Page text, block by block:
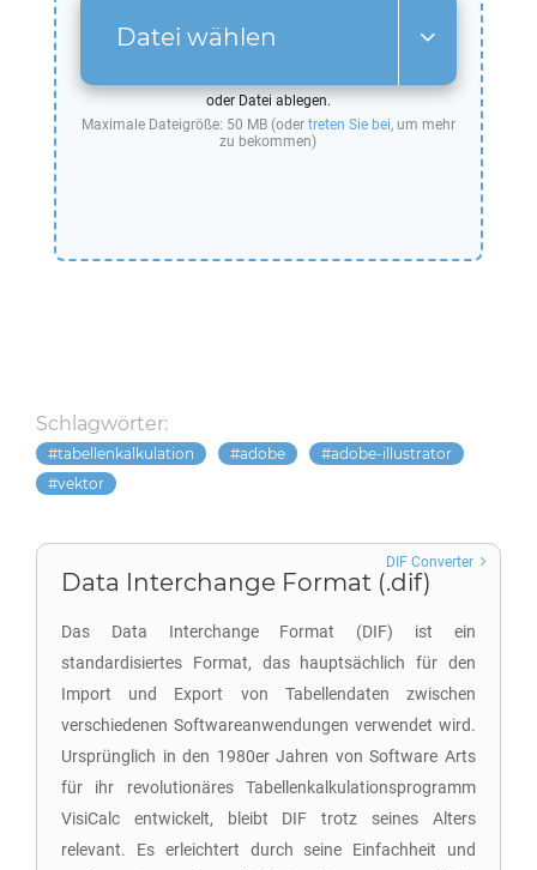
Datei wählen
oder Datei ablegen.
Maximale Dateigröße: 50 MB (oder treten Sie bei, um mehr
zu bekommen)
Schlagwörter:
tabellenkalkulation adobe
adobe-illustrator
vektor
Data Interchange Format (.dif)
Das Data Interchange Format (DIF) ist ein
standardisiertes Format, das hauptsächlich für den
Import und Export von Tabellendaten zwischen
verschiedenen Softwareanwendungen verwendet wird.
Ursprünglich in den 1980er Jahren von Software Arts
für ihr revolutionäres Tabellenkalkulationsprogramm
VisiCalc entwickelt, bleibt DIF trotz seines Alters
relevant. Es erleichtert durch seine Einfachheit und
DIF Converter